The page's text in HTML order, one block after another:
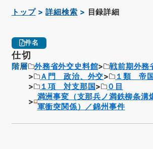
トップ 詳細検索 目録詳細
件名
仕切
階層 外務省外交史料館
戦前期外務
Ａ門 政治、外交
１類 帝
１項 対支那国
０目
満洲事変（支那兵ノ満鉄柳条溝
軍衝突関係）／錦州事件